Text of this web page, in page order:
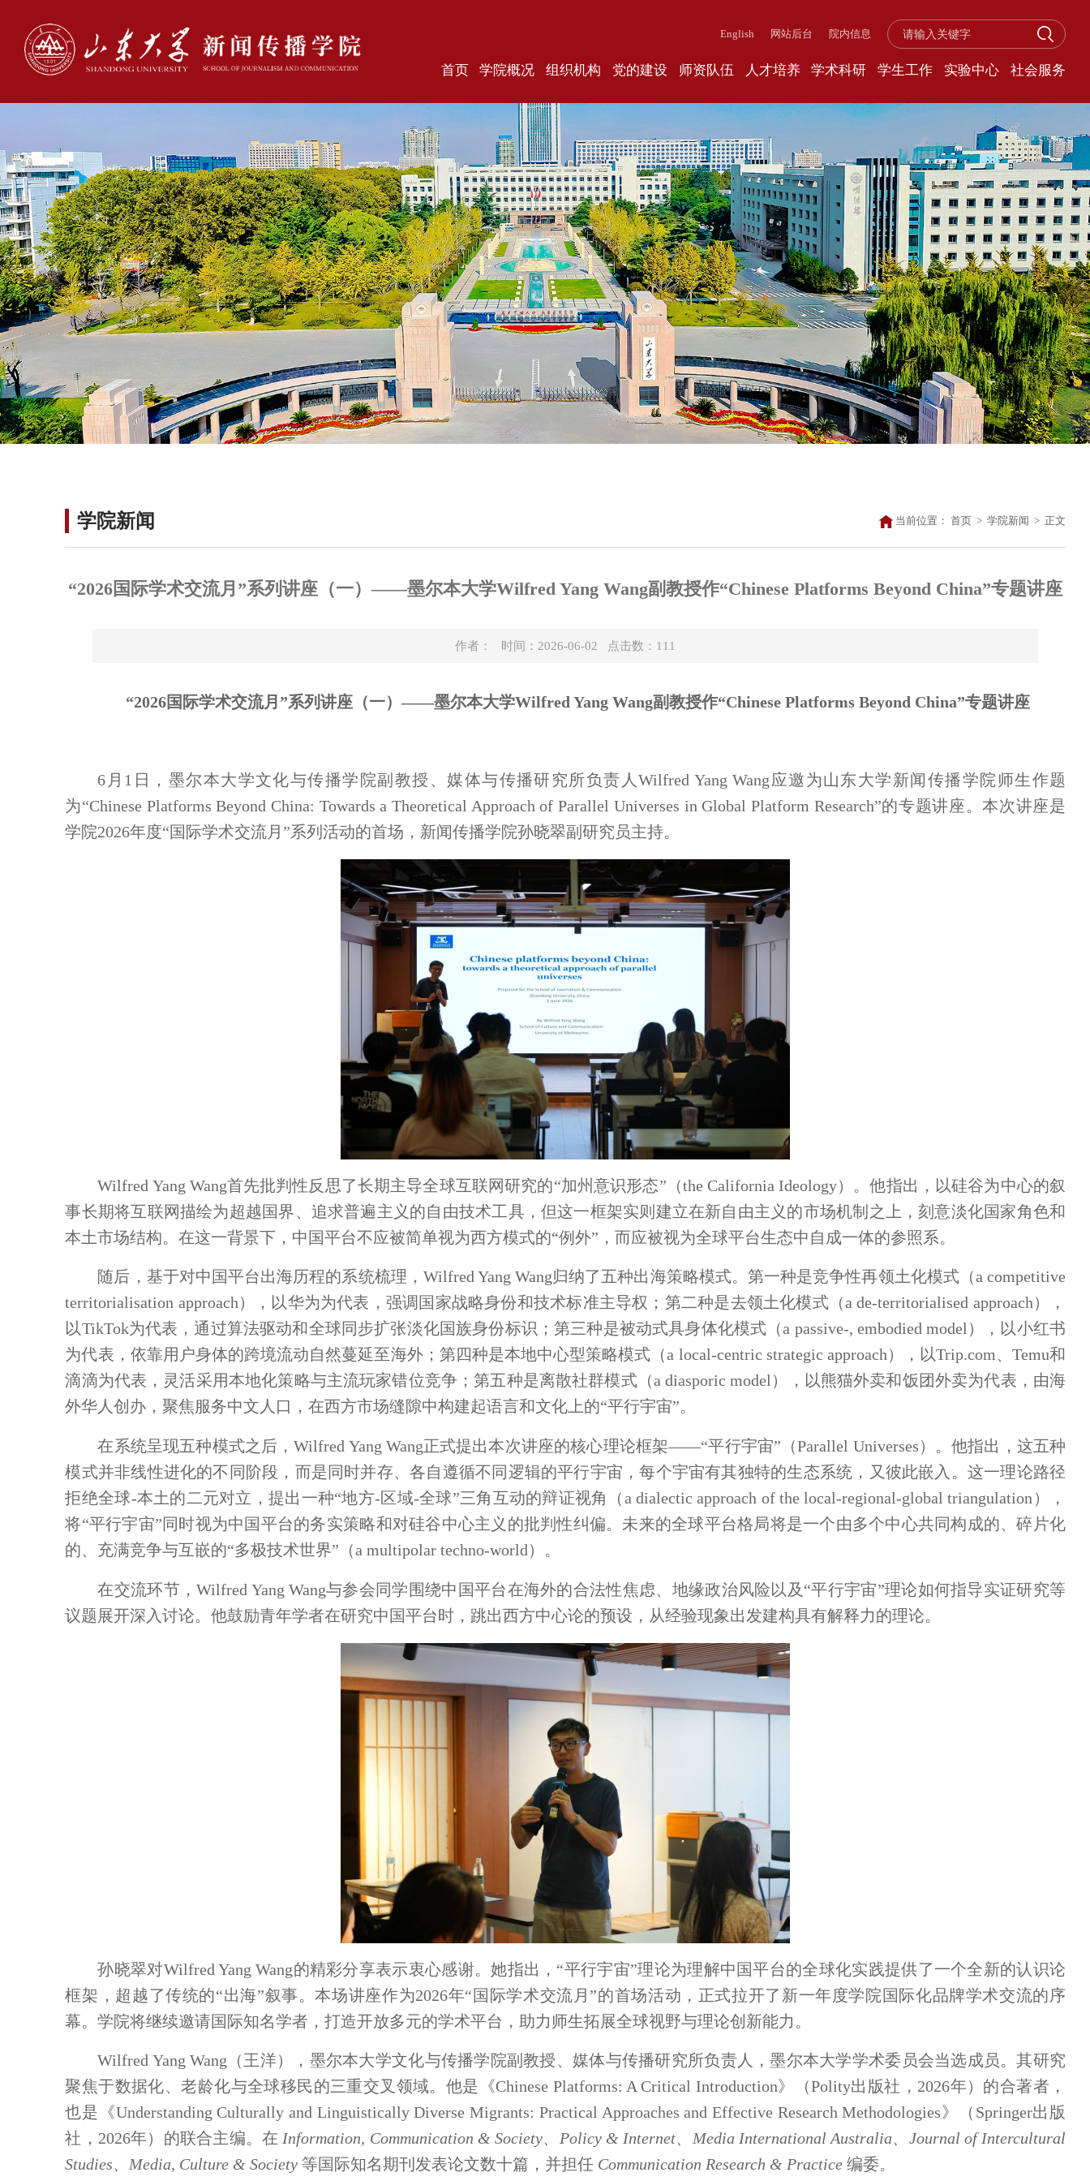
English 网站后台 院内信息
首页 学院概况 组织机构 党的建设 师资队伍 人才培养 学术科研 学生工作 实验中心 社会服务
学院新闻 当前位置： 首页 > 学院新闻 > 正文
“2026国际学术交流月”系列讲座（一）——墨尔本大学Wilfred Yang Wang副教授作“Chinese Platforms Beyond China”专题讲座
作者： 时间：2026-06-02 点击数： 111
“2026国际学术交流月”系列讲座（一）——墨尔本大学Wilfred Yang Wang副教授作“Chinese Platforms Beyond China”专题讲座
6月1日，墨尔本大学文化与传播学院副教授 、媒体与传播研究所负责人Wilfred Yang Wang应邀为山东大学新闻传播学院师生作题
为“Chinese Platforms Beyond China: Towards a Theoretical Approach of Parallel Universes in Global Platform Research”的专题讲座。本次讲座是
学院2026年度“国际学术交流月”系列活动的首场，新闻传播学院孙晓翠副研究员主持。
Wilfred Yang Wang首先批判性反思了长期主导全球互联网研究的“加州意识形态”（the California Ideology）。他指出，以硅谷为中心的叙
事长期将互联网描绘为超越国界、追求普遍主义的自由技术工具，但这一框架实则建立在新自由主义的市场机制之上，刻意淡化国家角色和
本土市场结构。在这一背景下，中国平台不应被简单视为西方模式的“例外”，而应被视为全球平台生态中自成一体的参照系。
随后， 基于对中国平台出海历程的系统梳理， Wilfred Yang Wang归纳了五种出海策略模式。第一种是竞争性再领土化模式（a competitive
territorialisation approach），以华为为代表，强调国家战略身份和技术标准主导权 ； 第二种是去领土化模式（a de-territorialised approach），
以TikTok为代表，通过算法驱动和全球同步扩张淡化国族身份标识 ； 第三种是被动式具身体化模式（a passive-, embodied model），以小红书
为代表，依靠用户身体的跨境流动自然蔓延至海外； 第四种是本地中心型策略模式（a local-centric strategic approach），以Trip.com、Temu和
滴滴为代表，灵活采用本地化策略与主流玩家错位竞争 ；第五种是离散社群模式（a diasporic model），以熊猫外卖和饭团外卖为代表，由海
外华人创办，聚焦服务中文人口，在西方市场缝隙中构建起语言和文化上的“平行宇宙”。
在系统呈现五种模式之后，Wilfred Yang Wang正式提出本次讲座的核心理论框架——“平行宇宙”（Parallel Universes）。他指出，这五种
模式并非线性进化的不同阶段，而是同时并存、各自遵循不同逻辑的平行宇宙，每个宇宙有其独特的生态系统，又彼此嵌入。这一理论路径
拒绝全球-本土的二元对立，提出一种“地方-区域-全球”三角互动的辩证视角（a dialectic approach of the local-regional-global triangulation），
将“平行宇宙”同时视为中国平台的务实策略和对硅谷中心主义的批判性纠偏。未来的全球平台格局将是一个由多个中心共同构成的、碎片化
的、充满竞争与互嵌的“多极技术世界”（a multipolar techno-world）。
在交流环节，Wilfred Yang Wang与参会同学围绕中国平台在海外的合法性焦虑、地缘政治风险以及“平行宇宙”理论如何指导实证研究等
议题展开深入讨论。他鼓励青年学者在研究中国平台时，跳出西方中心论的预设，从经验现象出发建构具有解释力的理论。
孙晓翠对Wilfred Yang Wang的精彩分享表示衷心感谢。她指出，“平行宇宙”理论为理解中国平台的全球化实践提供了一个全新的认识论
框架，超越了传统的“出海”叙事。本场讲座作为2026年“国际学术交流月”的首场活动，正式拉开了新一年度学院国际化品牌学术交流的序
幕。学院将继续邀请国际知名学者，打造开放多元的学术平台，助力师生拓展全球视野与理论创新能力。
Wilfred Yang Wang（王洋），墨尔本大学文化与传播学院副教授、媒体与传播研究所负责人，墨尔本大学学术委员会当选成员。其研究
聚焦于数据化、老龄化与全球移民的三重交叉领域。他是《Chinese Platforms: A Critical Introduction》（Polity出版社，2026年）的合著者，
也是《Understanding Culturally and Linguistically Diverse Migrants: Practical Approaches and Effective Research Methodologies》（Springer出版
社，2026年）的联合主编。在Information, Communication & Society、Policy & Internet、Media International Australia、Journal of Intercultural
Studies、Media, Culture & Society 等国际知名期刊发表论文数十篇，并担任 Communication Research & Practice编委。